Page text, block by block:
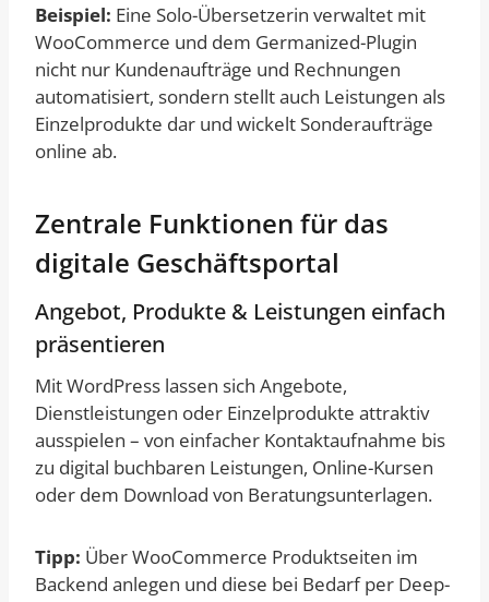
Beispiel: Eine Solo-Übersetzerin verwaltet mit
WooCommerce und dem Germanized-Plugin
nicht nur Kundenaufträge und Rechnungen
automatisiert, sondern stellt auch Leistungen als
Einzelprodukte dar und wickelt Sonderaufträge
online ab.
Zentrale Funktionen für das
digitale Geschäftsportal
Angebot, Produkte & Leistungen einfach
präsentieren
Mit WordPress lassen sich Angebote,
Dienstleistungen oder Einzelprodukte attraktiv
ausspielen – von einfacher Kontaktaufnahme bis
zu digital buchbaren Leistungen, Online-Kursen
oder dem Download von Beratungsunterlagen.
Tipp: Über WooCommerce Produktseiten im
Backend anlegen und diese bei Bedarf per Deep-